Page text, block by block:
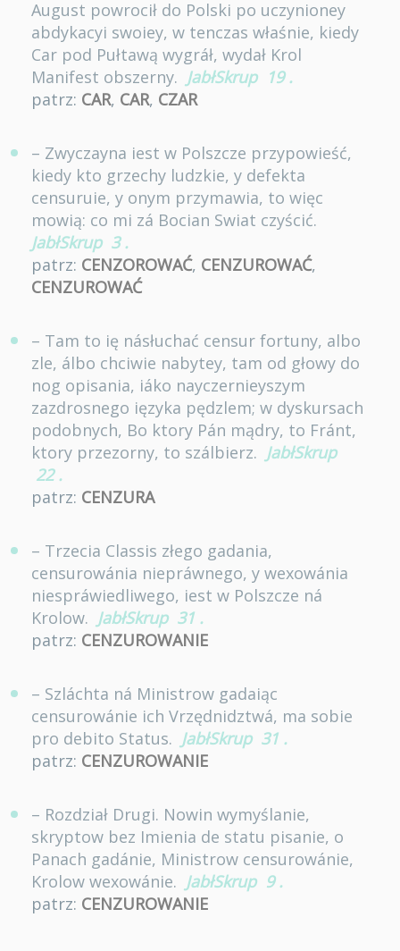
August powrocił do Polski po uczynioney
abdykacyi swoiey, w tenczas właśnie, kiedy
Car pod Pułtawą wygráł, wydał Krol
Manifest obszerny. JabłSkrup 19 .
patrz: CAR, CAR, CZAR
– Zwyczayna iest w Polszcze przypowieść,
kiedy kto grzechy ludzkie, y defekta
censuruie, y onym przymawia, to więc
mowią: co mi zá Bocian Swiat czyścić.
JabłSkrup 3 .
patrz: CENZOROWAĆ, CENZUROWAĆ,
CENZUROWAĆ
– Tam to ię násłuchać censur fortuny, albo
zle, álbo chciwie nabytey, tam od głowy do
nog opisania, iáko nayczernieyszym
zazdrosnego ięzyka pędzlem; w dyskursach
podobnych, Bo ktory Pán mądry, to Fránt,
ktory przezorny, to szálbierz. JabłSkrup
22 .
patrz: CENZURA
– Trzecia Classis złego gadania,
censurowánia niepráwnego, y wexowánia
niespráwiedliwego, iest w Polszcze ná
Krolow. JabłSkrup 31 .
patrz: CENZUROWANIE
– Szláchta ná Ministrow gadaiąc
censurowánie ich Vrzędnidztwá, ma sobie
pro debito Status. JabłSkrup 31 .
patrz: CENZUROWANIE
– Rozdział Drugi. Nowin wymyślanie,
skryptow bez Imienia de statu pisanie, o
Panach gadánie, Ministrow censurowánie,
Krolow wexowánie. JabłSkrup 9 .
patrz: CENZUROWANIE